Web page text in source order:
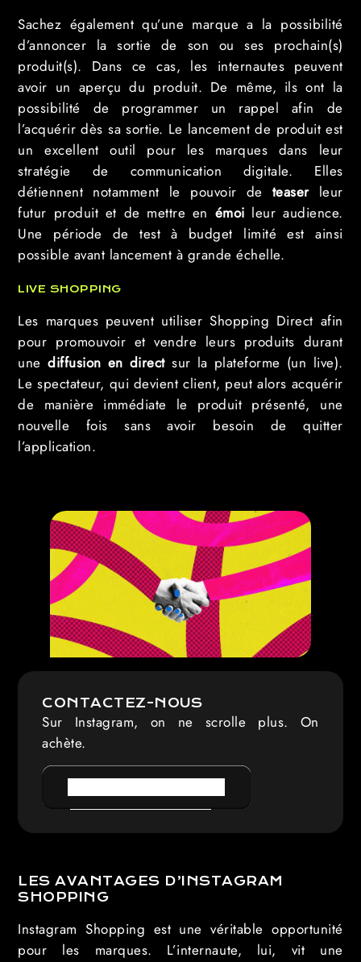
Sachez également qu’une marque a la possibilité
d’annoncer la sortie de son ou ses prochain(s)
produit(s). Dans ce cas, les internautes peuvent
avoir un aperçu du produit. De même, ils ont la
possibilité de programmer un rappel afin de
l’acquérir dès sa sortie. Le lancement de produit est
un excellent outil pour les marques dans leur
stratégie de communication digitale. Elles
détiennent notamment le pouvoir de teaserleur
futur produit et de mettre en émoi leur audience.
Une période de test à budget limité est ainsi
possible avant lancement à grande échelle.
LIVE SHOPPING
Les marques peuvent utiliser Shopping Direct afin
pour promouvoir et vendre leurs produits durant
unediffusion en directsur la plateforme (un live).
Le spectateur, qui devient client, peut alors acquérir
de manière immédiate le produit présenté, une
nouvelle fois sans avoir besoin de quitter
l’application.
CONTACTEZ-NOUS
Sur Instagram, on ne scrolle plus. On
achète.
LES AVANTAGES D’INSTAGRAM
SHOPPING
Instagram Shopping est une véritable opportunité
pour les marques. L’internaute, lui, vit une